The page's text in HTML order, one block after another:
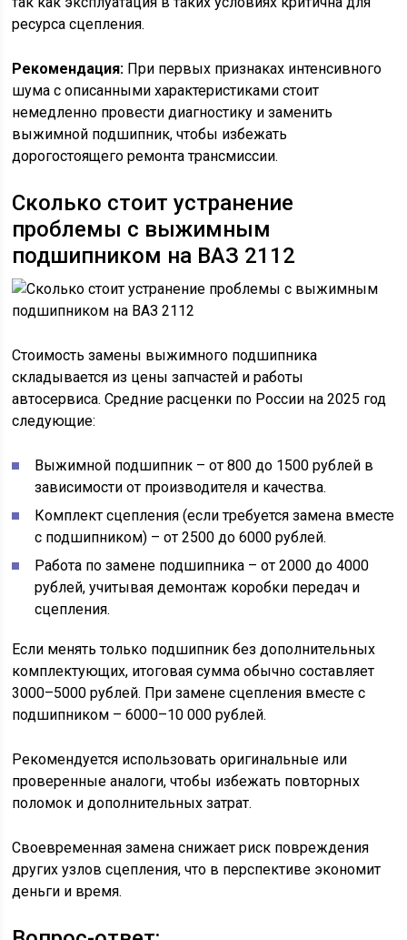
ресурса сцепления.
Рекомендация: При первых признаках интенсивного
шума с описанными характеристиками стоит
немедленно провести диагностику и заменить
выжимной подшипник, чтобы избежать
дорогостоящего ремонта трансмиссии.
Сколько стоит устранение
проблемы с выжимным
подшипником на ВАЗ 2112
Стоимость замены выжимного подшипника
складывается из цены запчастей и работы
автосервиса. Средние расценки по России на 2025 год
следующие:
Выжимной подшипник – от 800 до 1500 рублей в
зависимости от производителя и качества.
Комплект сцепления (если требуется замена вместе
с подшипником) – от 2500 до 6000 рублей.
Работа по замене подшипника – от 2000 до 4000
рублей, учитывая демонтаж коробки передач и
сцепления.
Если менять только подшипник без дополнительных
комплектующих, итоговая сумма обычно составляет
3000–5000 рублей. При замене сцепления вместе с
подшипником – 6000–10 000 рублей.
Рекомендуется использовать оригинальные или
проверенные аналоги, чтобы избежать повторных
поломок и дополнительных затрат.
Своевременная замена снижает риск повреждения
других узлов сцепления, что в перспективе экономит
деньги и время.